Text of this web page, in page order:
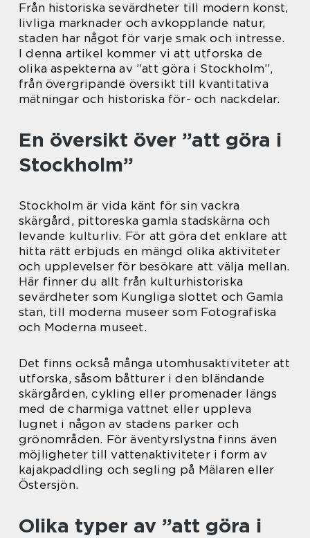
Från historiska sevärdheter till modern konst,
livliga marknader och avkopplande natur,
staden har något för varje smak och intresse.
I denna artikel kommer vi att utforska de
olika aspekterna av ”att göra i Stockholm”,
från övergripande översikt till kvantitativa
mätningar och historiska för- och nackdelar.
En översikt över ”att göra i
Stockholm”
Stockholm är vida känt för sin vackra
skärgård, pittoreska gamla stadskärna och
levande kulturliv. För att göra det enklare att
hitta rätt erbjuds en mängd olika aktiviteter
och upplevelser för besökare att välja mellan.
Här finner du allt från kulturhistoriska
sevärdheter som Kungliga slottet och Gamla
stan, till moderna museer som Fotografiska
och Moderna museet.
Det finns också många utomhusaktiviteter att
utforska, såsom båtturer i den bländande
skärgården, cykling eller promenader längs
med de charmiga vattnet eller uppleva
lugnet i någon av stadens parker och
grönområden. För äventyrslystna finns även
möjligheter till vattenaktiviteter i form av
kajakpaddling och segling på Mälaren eller
Östersjön.
Olika typer av ”att göra i